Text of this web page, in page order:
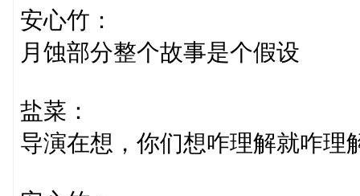
安心竹：
月蚀部分整个故事是个假设
盐菜：
导演在想，你们想咋理解就咋理